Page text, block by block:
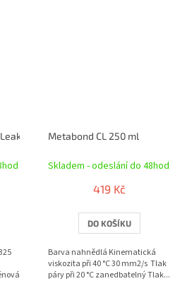
325 mlMetabond CL 250 ml
Skladem - odeslání do 48hod
419 Kč
DO KOŠÍKU
Barva nahnědlá Kinematická
viskozita při 40 °C 30 mm2/s Tlak
páry při 20 °C zanedbatelný Tlak...